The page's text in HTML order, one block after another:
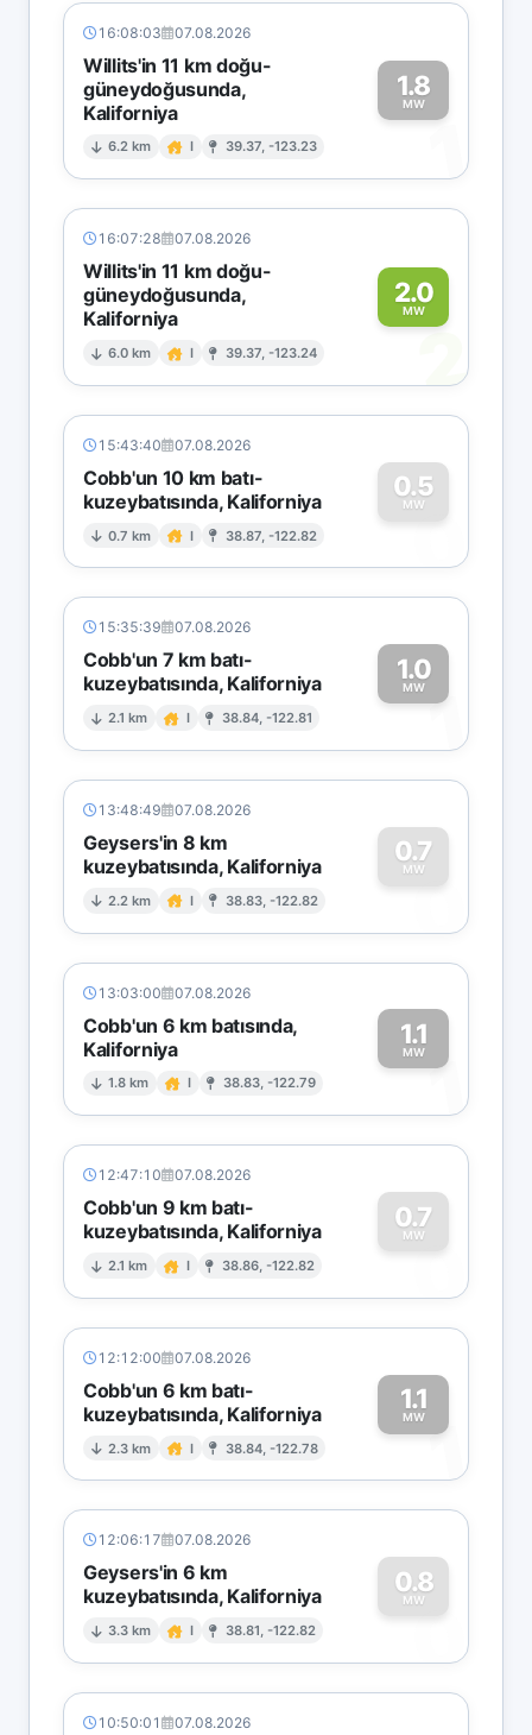
16:08:03 07.08.2026
Willits'in 11 km doğu-
güneydoğusunda,
Kaliforniya
6.2 km I 39.37, -123.23
1.8
MW
1
16:07:28 07.08.2026
Willits'in 11 km doğu-
güneydoğusunda,
Kaliforniya
6.0 km I 39.37, -123.24
2.0
MW
2
15:43:40 07.08.2026
Cobb'un 10 km batı-
kuzeybatısında, Kaliforniya
0.7 km I 38.87, -122.82
0.5
MW
0
15:35:39 07.08.2026
Cobb'un 7 km batı-
kuzeybatısında, Kaliforniya
2.1 km I 38.84, -122.81
1.0
MW1
13:48:49 07.08.2026
Geysers'in 8 km
kuzeybatısında, Kaliforniya
2.2 km I 38.83, -122.82
0.7
MW
0
13:03:00 07.08.2026
Cobb'un 6 km batısında,
Kaliforniya
1.8 km I 38.83, -122.79
1.1
MW1
12:47:10 07.08.2026
Cobb'un 9 km batı-
kuzeybatısında, Kaliforniya
2.1 km I 38.86, -122.82
0.7
MW
0
12:12:00 07.08.2026
Cobb'un 6 km batı-
kuzeybatısında, Kaliforniya
2.3 km I 38.84, -122.78
1.1
MW1
12:06:17 07.08.2026
Geysers'in 6 km
kuzeybatısında, Kaliforniya
3.3 km I 38.81, -122.82
0.8
MW
0
10:50:01 07.08.2026